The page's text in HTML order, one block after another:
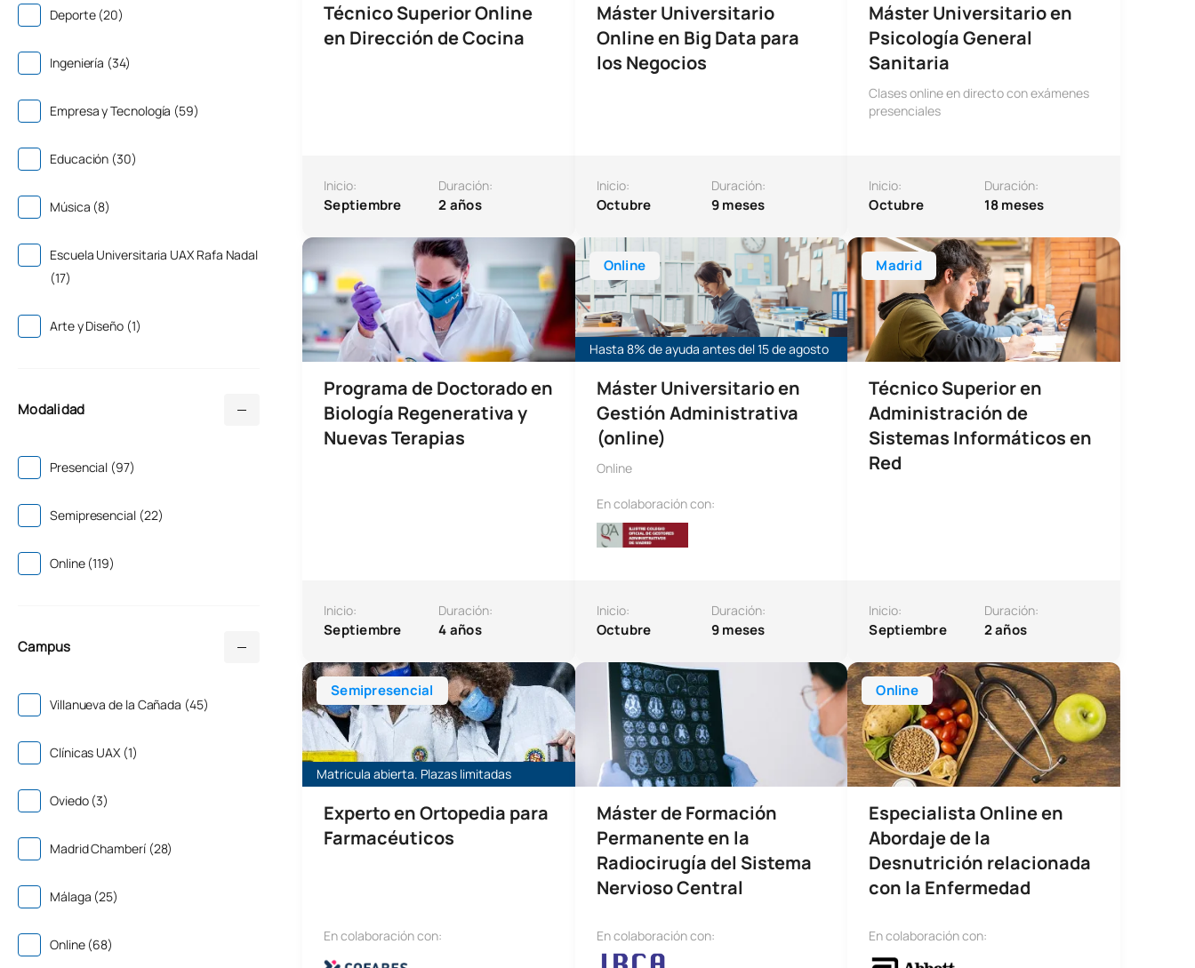
Deporte (20)
Ingeniería (34)
Empresa y Tecnología (59)
Educación (30)
Música (8)
Escuela Universitaria UAX Rafa Nadal
(17)
Arte y Diseño (1)
Modalidad
Presencial (97)
Semipresencial (22)
Online (119)
Campus
Villanueva de la Cañada (45)
Clínicas UAX (1)
Oviedo (3)
Madrid Chamberí (28)
Málaga (25)
Online (68)
Técnico Superior Online
en Dirección de Cocina
Inicio:
Septiembre
Duración:
2 años
Máster Universitario
Online en Big Data para
los Negocios
Inicio:
Octubre
Duración:
9 meses
Máster Universitario en
Psicología General
Sanitaria
Clases online en directo con exámenes
presenciales
Inicio:
Octubre
Duración:
18 meses
Programa de Doctorado en
Biología Regenerativa y
Nuevas Terapias
Inicio:
Septiembre
Duración:
4 años
Programa de Doctorado en Biología Regenerativa y Nuevas Terapias
Online
Hasta 8% de ayuda antes del 15 de agosto
Máster Universitario en
Gestión Administrativa
(online)
Online
En colaboración con:
Inicio:
Octubre
Duración:
9 meses
Máster Universitario Online en Gestión Administrativa
Madrid
Técnico Superior en
Administración de
Sistemas Informáticos en
Red
Inicio:
Septiembre
Duración:
2 años
Técnico Superior en Administración de Sistemas
Semipresencial
Matricula abierta. Plazas limitadas
Experto en Ortopedia para
Farmacéuticos
En colaboración con:
Curso de Experto en Ortopedia para Farmacéuticos
Máster de Formación
Permanente en la
Radiocirugía del Sistema
Nervioso Central
En colaboración con:
Máster de Formación Permanente en la Radiocirugía del Sistema Nervioso Central
Online
Especialista Online en
Abordaje de la
Desnutrición relacionada
con la Enfermedad
En colaboración con:
Especialista Online en Abordaje de la Desnutrición